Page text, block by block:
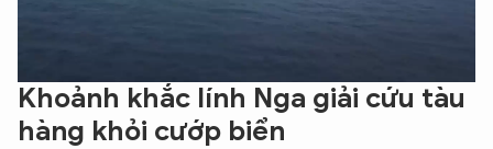
Video
Khoảnh khắc lính Nga giải cứu tàu
hàng khỏi cướp biển